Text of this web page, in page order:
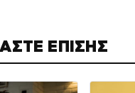
ΕΠΙΣΗΣ